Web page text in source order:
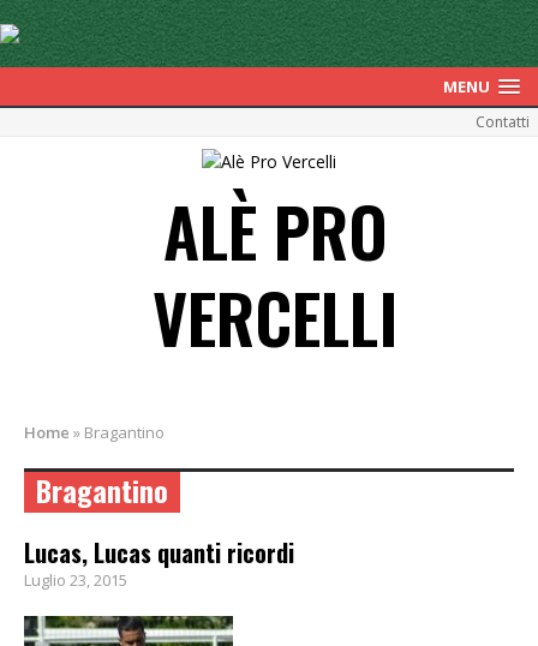
MENU
Contatti
ALÈ PRO
VERCELLI
Home » Bragantino
Bragantino
Lucas, Lucas quanti ricordi
Luglio 23, 2015